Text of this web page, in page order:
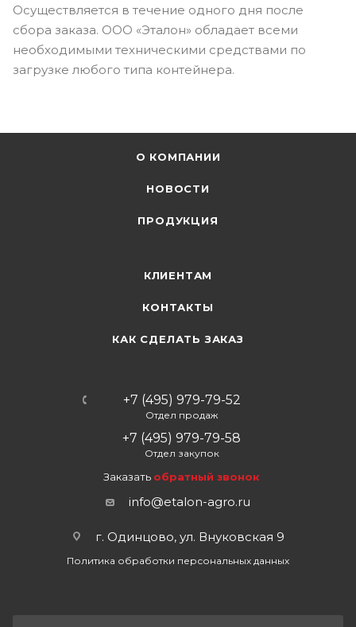
Осуществляется в течение одного дня после
сбора заказа. ООО «Эталон» обладает всеми
необходимыми техническими средствами по
загрузке любого типа контейнера.
О КОМПАНИИ
НОВОСТИ
ПРОДУКЦИЯ
КЛИЕНТАМ
КОНТАКТЫ
КАК СДЕЛАТЬ ЗАКАЗ
+7 (495) 979-79-52
Отдел продаж
+7 (495) 979-79-58
Отдел закупок
Заказать обратный звонок
info@etalon-agro.ru
г. Одинцово, ул. Внуковская 9
Политика обработки персональных данных